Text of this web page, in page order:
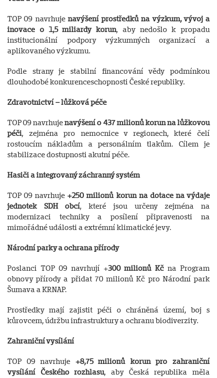
TOP 09 navrhuje navýšení prostředků na výzkum, vývoj a
inovace o 1,5 miliardy korun, aby nedošlo k propadu
institucionální podpory výzkumných organizací a
aplikovaného výzkumu.
Podle strany je stabilní financování vědy podmínkou
dlouhodobé konkurenceschopnosti České republiky.
Zdravotnictví – lůžková péče
TOP 09 navrhujenavýšení o 437 milionů korun na lůžkovou
péči, zejména pro nemocnice v regionech, které čelí
rostoucím nákladům a personálním tlakům. Cílem je
stabilizace dostupnosti akutní péče.
Hasiči a integrovaný záchranný systém
TOP 09 navrhuje+250 milionů korun na dotace na výdaje
jednotek SDH obcí, které jsou určeny zejména na
modernizaci techniky a posílení připravenosti na
mimořádné události a extrémní klimatické jevy.
Národní parky a ochrana přírody
Poslanci TOP 09 navrhují +300 milionů Kč na Program
obnovy přírody a přidat 70 milionů Kč pro Národní park
Šumava a KRNAP.
Prostředky mají zajistit péči o chráněná území, boj s
kůrovcem, údržbu infrastruktury a ochranu biodiverzity.
Zahraniční vysílání
TOP 09 navrhuje +8,75 milionů korun pro zahraniční
vysílání Českého rozhlasu, aby Česká republika měla